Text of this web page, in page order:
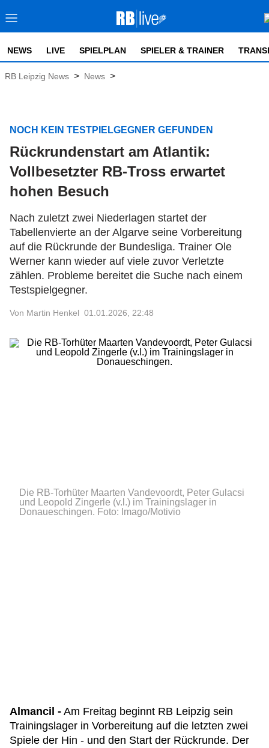
NEWS LIVE SPIELPLAN SPIELER & TRAINER
RB Leipzig News > News >
NOCH KEIN TESTPIELGEGNER GEFUNDEN
Rückrundenstart am Atlantik:
Vollbesetzter RB-Tross erwartet
hohen Besuch
Nach zuletzt zwei Niederlagen startet der
Tabellenvierte an der Algarve seine Vorbereitung
auf die Rückrunde der Bundesliga. Trainer Ole
Werner kann wieder auf viele zuvor Verletzte
zählen. Probleme bereitet die Suche nach einem
Testspielgegner.
Von Martin Henkel 01.01.2026, 22:48
Die RB-Torhüter Maarten Vandevoordt, Peter Gulacsi
und Leopold Zingerle (v.l.) im Trainingslager in
Donaueschingen. Foto: Imago/Motivio
Almancil - Am Freitag beginnt RB Leipzig sein
Trainingslager in Vorbereitung auf die letzten zwei
Spiele der Hin - und den Start der Rückrunde. Der